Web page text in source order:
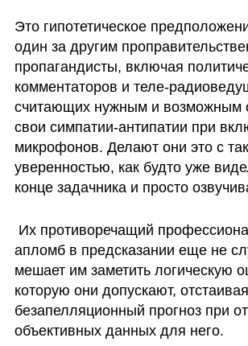
Это гипотетическое
один за другим
пропагандисты, включая
комментаторов и теле-
считающих нужным и возможным
свои симпатии-антипатии при
микрофонов. Делают они это с
уверенностью, как будто уже
конце задачника и просто
апломб в предсказании еще не
мешает им заметить логическую
которую они допускают,
безапелляционный прогноз при
объективных данных для него.